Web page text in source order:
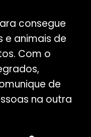
consegue
e animais de
Com o
de
na outra